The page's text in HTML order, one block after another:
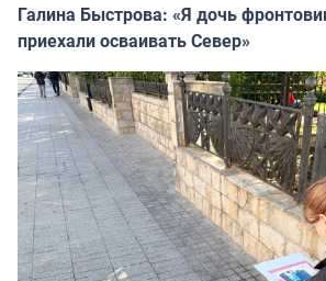
Галина Быстрова: «Я дочь
приехали осваивать Север»